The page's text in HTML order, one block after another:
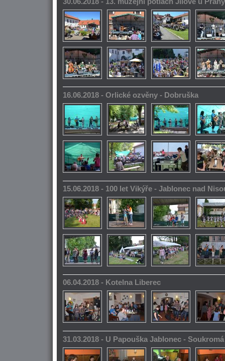
16.06.2018 - Orlické ozvěny - Dobruška
15.06.2018 - 100 let Vikýře - Jablonec nad
06.04.2018 - Kotelna Liberec
31.03.2018 - U Papouška Jablonec -